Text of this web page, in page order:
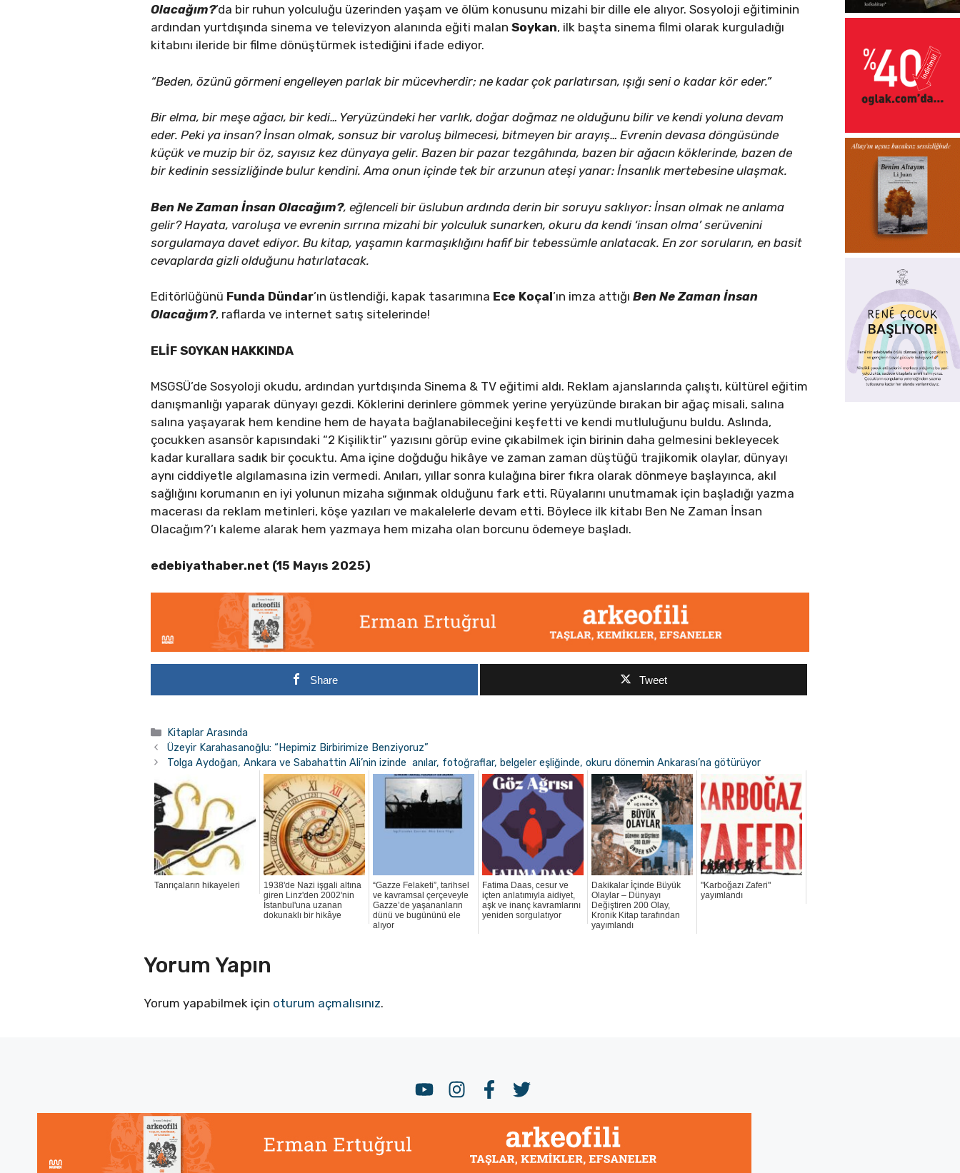
Olacağım?’da bir ruhun yolculuğu üzerinden yaşam ve ölüm konusunu mizahi bir dille ele alıyor. Sosyoloji eğitiminin
ardından yurtdışında sinema ve televizyon alanında eğiti malanSoykan, ilk başta sinema filmi olarak kurguladığı
kitabını ileride bir filme dönüştürmek istediğini ifade ediyor.
“Beden, özünü görmeni engelleyen parlak bir mücevherdir; ne kadar çok parlatırsan, ışığı seni o kadar kör eder.”
Bir elma, bir meşe ağacı, bir kedi… Yeryüzündeki her varlık, doğar doğmaz ne olduğunu bilir ve kendi yoluna devam
eder. Peki ya insan? İnsan olmak, sonsuz bir varoluş bilmecesi, bitmeyen bir arayış… Evrenin devasa döngüsünde
küçük ve muzip bir öz, sayısız kez dünyaya gelir. Bazen bir pazar tezgâhında, bazen bir ağacın köklerinde, bazen de
bir kedinin sessizliğinde bulur kendini. Ama onun içinde tek bir arzunun ateşi yanar: İnsanlık mertebesine ulaşmak.
Ben Ne Zaman İnsan Olacağım?, eğlenceli bir üslubun ardında derin bir soruyu saklıyor: İnsan olmak ne anlama
gelir? Hayata, varoluşa ve evrenin sırrına mizahi bir yolculuk sunarken, okuru da kendi ‘insan olma’ serüvenini
sorgulamaya davet ediyor. Bu kitap, yaşamın karmaşıklığını hafif bir tebessümle anlatacak. En zor soruların, en basit
cevaplarda gizli olduğunu hatırlatacak.
Editörlüğünü Funda Dündar’ın üstlendiği, kapak tasarımına Ece Koçal’ın imza attığıBen Ne Zaman İnsan
Olacağım?, raflarda ve internet satış sitelerinde!
ELİF SOYKAN HAKKINDA
MSGSÜ’de Sosyoloji okudu, ardından yurtdışında Sinema & TV eğitimi aldı. Reklam ajanslarında çalıştı, kültürel eğitim
danışmanlığı yaparak dünyayı gezdi. Köklerini derinlere gömmek yerine yeryüzünde bırakan bir ağaç misali, salına
salına yaşayarak hem kendine hem de hayata bağlanabileceğini keşfetti ve kendi mutluluğunu buldu. Aslında,
çocukken asansör kapısındaki “2 Kişiliktir” yazısını görüp evine çıkabilmek için birinin daha gelmesini bekleyecek
kadar kurallara sadık bir çocuktu. Ama içine doğduğu hikâye ve zaman zaman düştüğü trajikomik olaylar, dünyayı
aynı ciddiyetle algılamasına izin vermedi. Anıları, yıllar sonra kulağına birer fıkra olarak dönmeye başlayınca, akıl
sağlığını korumanın en iyi yolunun mizaha sığınmak olduğunu fark etti. Rüyalarını unutmamak için başladığı yazma
macerası da reklam metinleri, köşe yazıları ve makalelerle devam etti. Böylece ilk kitabı Ben Ne Zaman İnsan
Olacağım?’ı kaleme alarak hem yazmaya hem mizaha olan borcunu ödemeye başladı.
edebiyathaber.net (15 Mayıs 2025)
Share Tweet
Kategoriler
Kitaplar Arasında
Üzeyir Karahasanoğlu: “Hepimiz Birbirimize Benziyoruz”
Tolga Aydoğan, Ankara ve Sabahattin Ali’nin izinde anılar, fotoğraflar, belgeler eşliğinde, okuru dönemin Ankarası’na götürüyor
Tanrıçaların hikayeleri
1938'de Nazi işgali altına
giren Linz'den 2002'nin
İstanbul'una uzanan
dokunaklı bir hikâye
“Gazze Felaketi”, tarihsel
ve kavramsal çerçeveyle
Gazze’de yaşananların
dünü ve bugününü ele
alıyor
Fatima Daas, cesur ve
içten anlatımıyla aidiyet,
aşk ve inanç kavramlarını
yeniden sorgulatıyor
Dakikalar İçinde Büyük
Olaylar – Dünyayı
Değiştiren 200 Olay,
Kronik Kitap tarafından
yayımlandı
"Karboğazı Zaferi"
yayımlandı
Yorum Yapın
Yorum yapabilmek için oturum açmalısınız.